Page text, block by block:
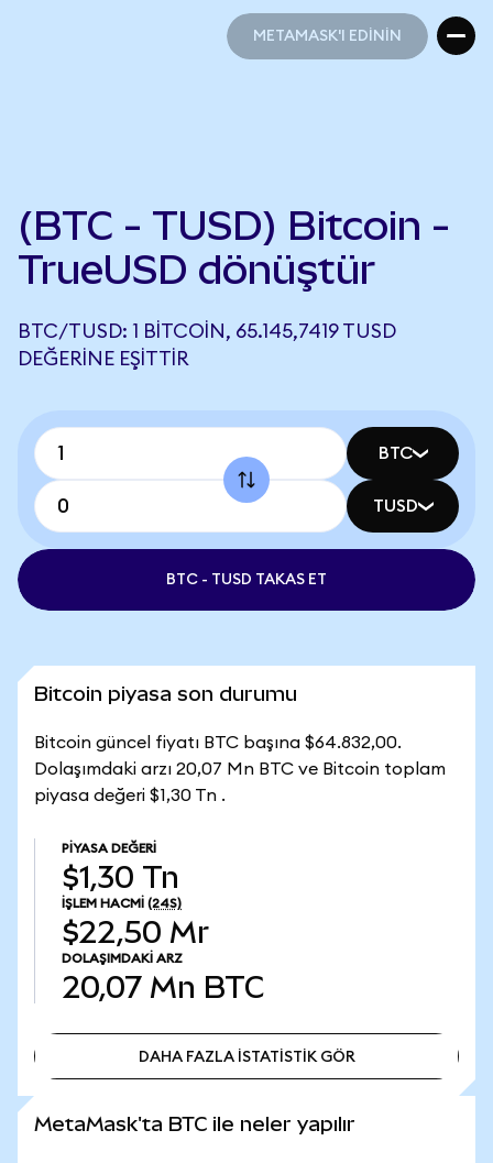
METAMASK'I EDİNİN
(BTC - TUSD) Bitcoin -
TrueUSD dönüştür
BTC/TUSD: 1 BITCOIN, 65.145,7419 TUSD
DEĞERINE EŞITTIR
BTC
TUSD
BTC - TUSD TAKAS ET
Bitcoin piyasa son durumu
Bitcoin güncel fiyatı BTC başına $64.832,00.
Dolaşımdaki arzı 20,07 Mn BTC ve Bitcoin toplam
piyasa değeri $1,30 Tn .
PIYASA DEĞERI
$1,30 Tn
İŞLEM HACMI (24S)
$22,50 Mr
DOLAŞIMDAKI ARZ
20,07 Mn BTC
DAHA FAZLA İSTATİSTİK GÖR
MetaMask'ta BTC ile neler yapılır